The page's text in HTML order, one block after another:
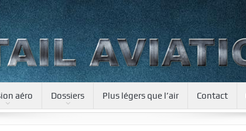
aéro Dossiers Plus légers que l’air Contact